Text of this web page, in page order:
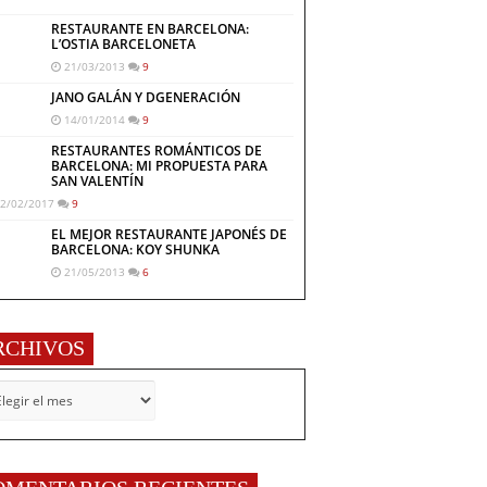
RESTAURANTE EN BARCELONA:
L’OSTIA BARCELONETA
21/03/2013 9
JANO GALÁN Y DGENERACIÓN
14/01/2014 9
RESTAURANTES ROMÁNTICOS DE
BARCELONA: MI PROPUESTA PARA
SAN VALENTÍN
02/2017 9
EL MEJOR RESTAURANTE JAPONÉS DE
BARCELONA: KOY SHUNKA
21/05/2013 6